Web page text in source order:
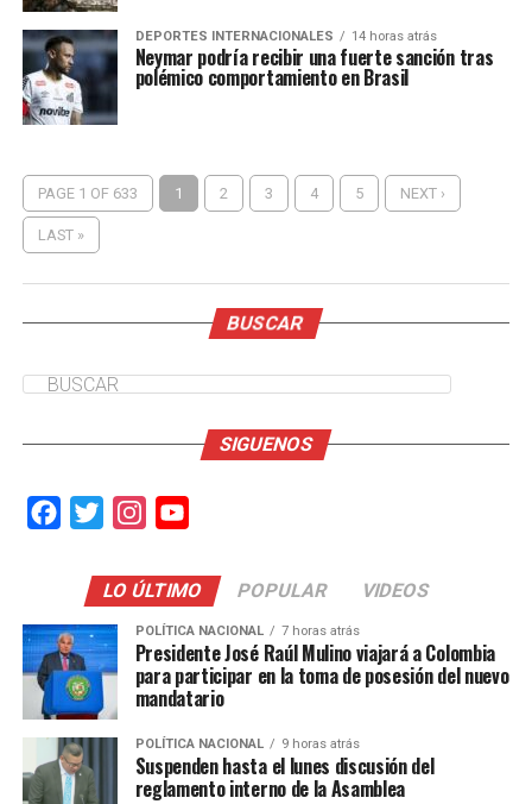
DEPORTES INTERNACIONALES 14 horas atrás
Neymar podría recibir una fuerte sanción tras
polémico comportamiento en Brasil
PAGE 1 OF 633 1 2 3 4 5 NEXT ›
LAST »
BUSCAR
SIGUENOS
FacebookTwitterInstagram
LO ÚLTIMO POPULAR VIDEOS
POLÍTICA NACIONAL 7 horas atrás
Presidente José Raúl Mulino viajará a Colombia
para participar en la toma de posesión del nuevo
mandatario
POLÍTICA NACIONAL 9 horas atrás
Suspenden hasta el lunes discusión del
reglamento interno de la Asamblea